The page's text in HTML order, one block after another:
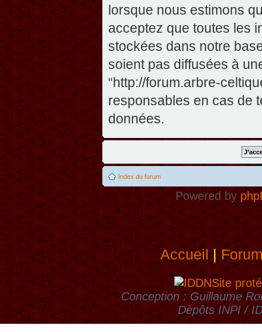
lorsque nous estimons
acceptez que toutes les
stockées dans notre
soient pas diffusées à
“http://forum.arbre-
responsables en cas de
données.
Index du forum
Powered by
Accueil|
Site
Conception : Guillaume
Dèpôts INPI /